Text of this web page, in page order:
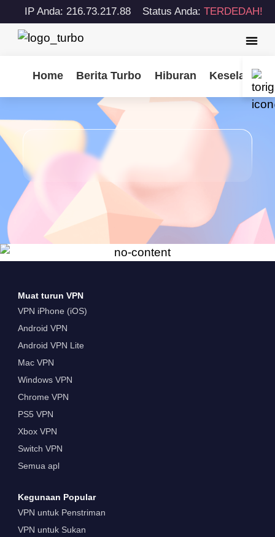
IP Anda: 216.73.217.88 Status Anda: TERDEDAH!
Home Berita Turbo Hiburan
Muat turun VPN
VPN iPhone (iOS)
Android VPN
Android VPN Lite
Mac VPN
Windows VPN
Chrome VPN
PS5 VPN
Xbox VPN
Switch VPN
Semua apl
Kegunaan Popular
VPN untuk Penstriman
VPN untuk Sukan